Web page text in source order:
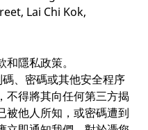
Lai Chi Kok,
隱私政策。
、密碼或其他安全程序
不得將其向任何第三方揭
被他人所知，或密碼遭到